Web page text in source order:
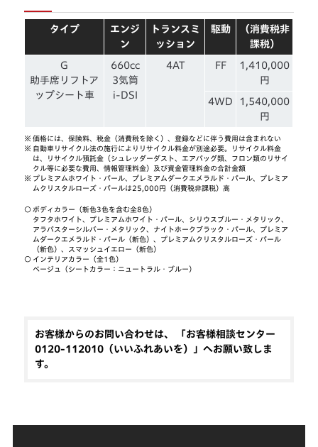
タイプ
エンジ
ン
トランスミ
ッション
駆動
（消費税非
課税）
G
助手席リフトア
ップシート車
660cc
3気筒
i-DSI
4AT FF
1,410,000
円
4WD
1,540,000
円
※ 価格には、保険料、税金（消費税を除く）、登録などに伴う費用は含まれない
※ 自動車リサイクル法の施行によりリサイクル料金が別途必要。リサイクル料金
は、リサイクル預託金（シュレッダーダスト、エアバッグ類、フロン類のリサイ
クル等に必要な費用、情報管理料金）及び資金管理料金の合計金額
※ プレミアムホワイト・パール、プレミアムダークエメラルド・パール、プレミア
ムクリスタルローズ・パールは25,000円（消費税非課税）高
○ ボディカラー（新色3色を含む全8色）
タフタホワイト、プレミアムホワイト・パール、シリウスブルー・メタリック、
アラバスターシルバー・メタリック、ナイトホークブラック・パール、プレミア
ムダークエメラルド・パール（新色）、プレミアムクリスタルローズ・パール
（新色）、スマッシュイエロー（新色）
○ インテリアカラー（全1色）
ベージュ（シートカラー：ニュートラル・ブルー）
お客様からのお問い合わせは、 「お客様相談センター
0120-112010（いいふれあいを）」へお願い致しま
す。